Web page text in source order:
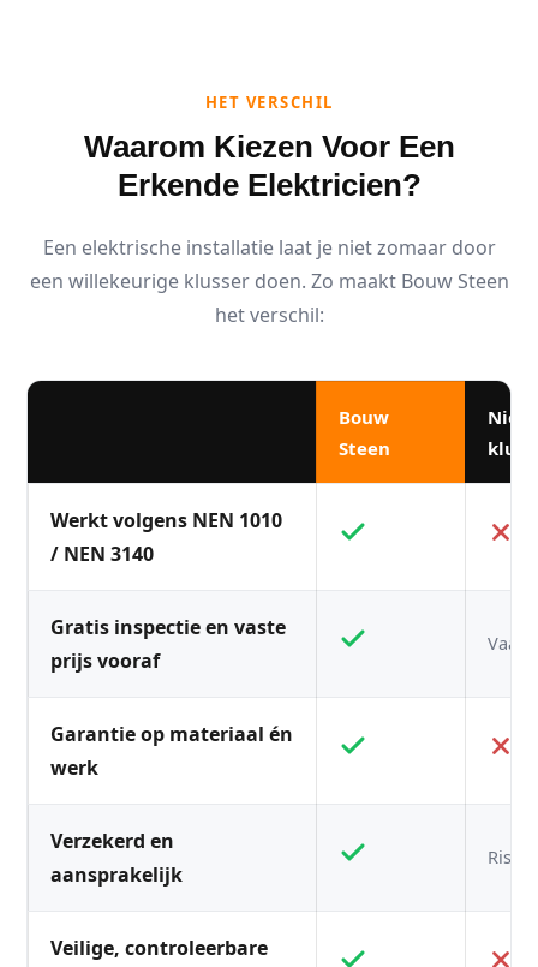
HET VERSCHIL
Waarom Kiezen Voor Een
Erkende Elektricien?
Een elektrische installatie laat je niet zomaar door
een willekeurige klusser doen. Zo maakt Bouw Steen
het verschil:
Bouw
Steen
Niet-
Werkt volgens NEN 1010
/ NEN 3140
Gratis inspectie en vaste
prijs vooraf
Vaak
Garantie op materiaal én
werk
Verzekerd en
aansprakelijk
Veilige, controleerbare